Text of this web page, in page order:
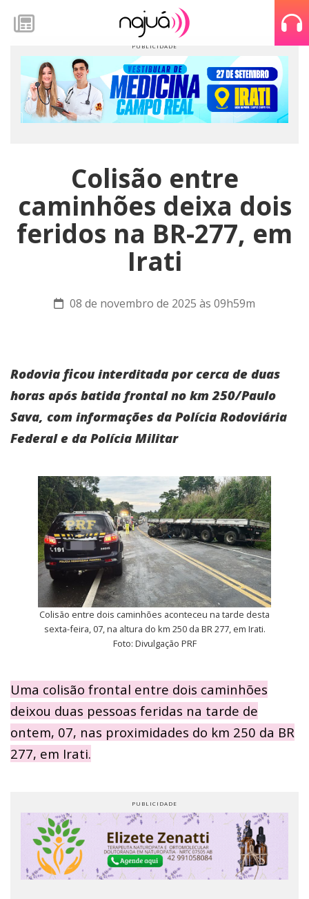
Colisão entre
caminhões deixa dois
feridos na BR-277, em
Irati
08 de novembro de 2025 às 09h59m
Rodovia ficou interditada por cerca de duas
horas após batida frontal no km 250/Paulo
Sava, com informações da Polícia Rodoviária
Federal e da Polícia Militar
Colisão entre dois caminhões aconteceu na tarde desta
sexta-feira, 07, na altura do km 250 da BR 277, em Irati.
Foto: Divulgação PRF
Uma colisão frontal entre dois caminhões
deixou duas pessoas feridas na tarde de
ontem, 07, nas proximidades do km 250 da BR
277, em Irati.